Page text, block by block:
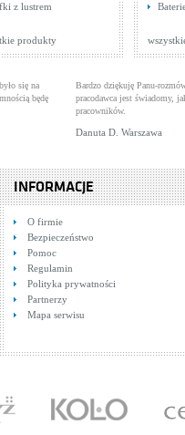
z lustrem
produkty
się na
będę
Bardzo dziękuję Panu-
pracodawca jest świadomy,
pracowników.
Danuta D. Warszawa
INFORMACJE
O firmie
Bezpieczeństwo
Pomoc
Regulamin
Polityka prywatności
Partnerzy
Mapa serwisu